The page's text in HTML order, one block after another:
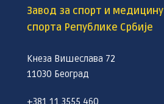
Завод за спорт и медицину
спорта Републике Србије
Кнеза Вишеслава 72
11030 Београд
+381 11 3555 460